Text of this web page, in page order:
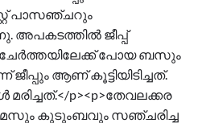
പാസഞ്ചറും
അപകടത്തിൽ ജീപ്പ്
പോയ ബസും
ജീപ്പും ആണ് കൂട്ടിയിടിച്ചത്.
p><p>തേവലക്കര
കുടുംബവും സഞ്ചരിച്ച